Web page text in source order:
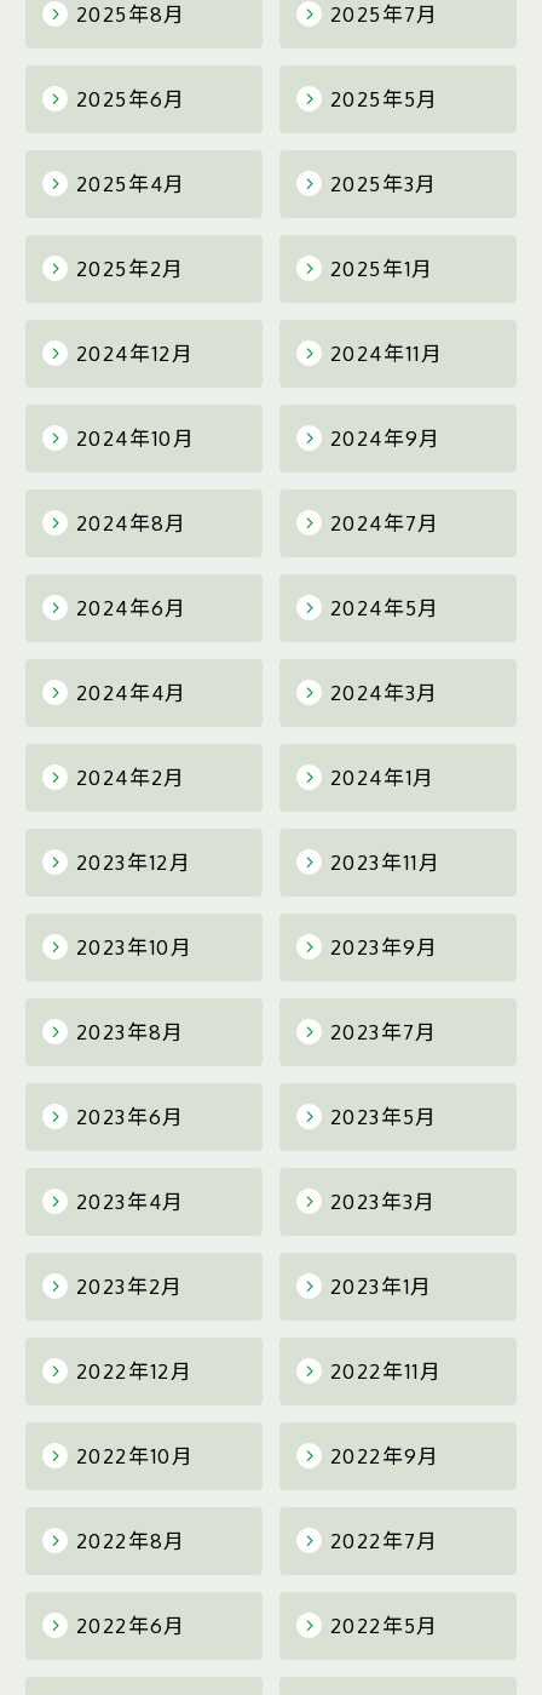
2025年8月 2025年7月
2025年6月 2025年5月
2025年4月 2025年3月
2025年2月 2025年1月
2024年12月 2024年11月
2024年10月 2024年9月
2024年8月 2024年7月
2024年6月 2024年5月
2024年4月 2024年3月
2024年2月 2024年1月
2023年12月 2023年11月
2023年10月 2023年9月
2023年8月 2023年7月
2023年6月 2023年5月
2023年4月 2023年3月
2023年2月 2023年1月
2022年12月 2022年11月
2022年10月 2022年9月
2022年8月 2022年7月
2022年6月 2022年5月